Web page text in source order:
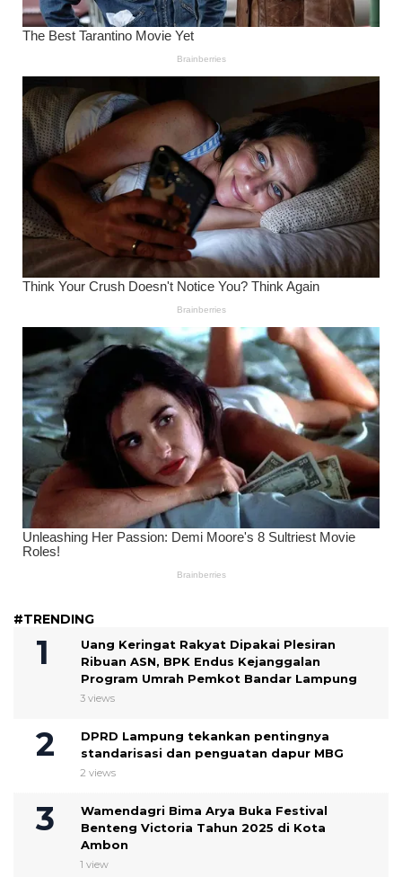
#TRENDING
Uang Keringat Rakyat Dipakai Plesiran
Ribuan ASN, BPK Endus Kejanggalan
Program Umrah Pemkot Bandar Lampung
3 views
DPRD Lampung tekankan pentingnya
standarisasi dan penguatan dapur MBG
2 views
Wamendagri Bima Arya Buka Festival
Benteng Victoria Tahun 2025 di Kota
Ambon
1 view